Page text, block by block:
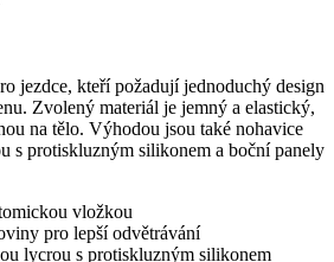
jezdce, kteří požadují jednoduchý design
Zvolený materiál je jemný a elastický,
na tělo. Výhodou jsou také nohavice
s protiskluzným silikonem a boční panely
vložkou
pro lepší odvětrávání
lycrou s protiskluzným silikonem